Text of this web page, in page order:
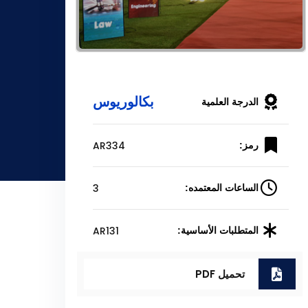
الدرجة العلمية بكالوريوس
رمز: AR334
الساعات المعتمده: 3
المتطلبات الأساسية: AR131
تحميل PDF